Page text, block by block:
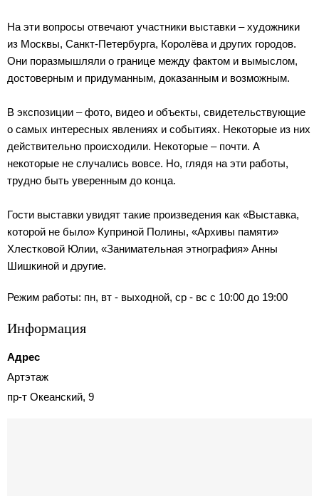
На эти вопросы отвечают участники выставки – художники
из Москвы, Санкт-Петербурга, Королёва и других городов.
Они поразмышляли о границе между фактом и вымыслом,
достоверным и придуманным, доказанным и возможным.
В экспозиции – фото, видео и объекты, свидетельствующие
о самых интересных явлениях и событиях. Некоторые из них
действительно происходили. Некоторые – почти. А
некоторые не случались вовсе. Но, глядя на эти работы,
трудно быть уверенным до конца.
Гости выставки увидят такие произведения как «Выставка,
которой не было» Куприной Полины, «Архивы памяти»
Хлестковой Юлии, «Занимательная этнография» Анны
Шишкиной и другие.
Режим работы: пн, вт - выходной, ср - вс с 10:00 до 19:00
Информация
Адрес
Артэтаж
пр-т Океанский, 9